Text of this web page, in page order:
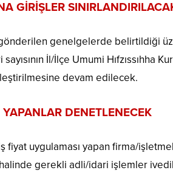
GİRİŞLER
genelgelerde belirtildiği
İl/İlçe Umumi Hıfzıssıhha
devam edilecek.
DENETLENECEK
fiyat uygulaması yapan firma/
halinde gerekli adli/idari işlemler